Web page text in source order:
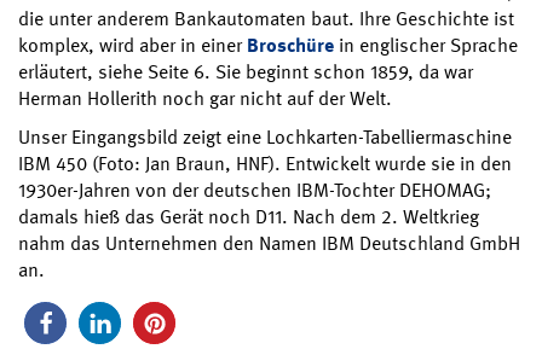
die unter anderem Bankautomaten baut. Ihre Geschichte ist
komplex, wird aber in einerBroschüre in englischer Sprache
erläutert, siehe Seite 6. Sie beginnt schon 1859, da war
Herman Hollerith noch gar nicht auf der Welt.
Unser Eingangsbild zeigt eine Lochkarten-Tabelliermaschine
IBM 450 (Foto: Jan Braun, HNF). Entwickelt wurde sie in den
1930er-Jahren von der deutschen IBM-Tochter DEHOMAG;
damals hieß das Gerät noch D11. Nach dem 2. Weltkrieg
nahm das Unternehmen den Namen IBM Deutschland GmbH
an.